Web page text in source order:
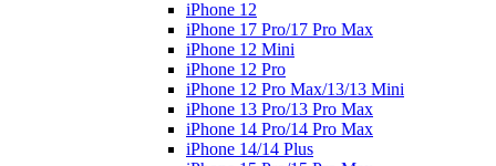
iPhone 12
iPhone 17 Pro/17 Pro Max
iPhone 12 Mini
iPhone 12 Pro
iPhone 12 Pro Max/13/13 Mini
iPhone 13 Pro/13 Pro Max
iPhone 14 Pro/14 Pro Max
iPhone 14/14 Plus